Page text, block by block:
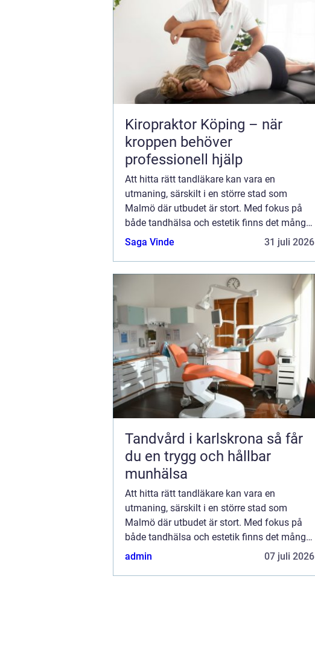
Kiropraktor Köping – när
kroppen behöver
professionell hjälp
Att hitta rätt tandläkare kan vara en
utmaning, särskilt i en större stad som
Malmö där utbudet är stort. Med fokus på
både tandhälsa och estetik finns det många
alternativ att övervä...
Saga Vinde 31 juli 2026
Tandvård i karlskrona så får
du en trygg och hållbar
munhälsa
Att hitta rätt tandläkare kan vara en
utmaning, särskilt i en större stad som
Malmö där utbudet är stort. Med fokus på
både tandhälsa och estetik finns det många
alternativ att övervä...
admin 07 juli 2026